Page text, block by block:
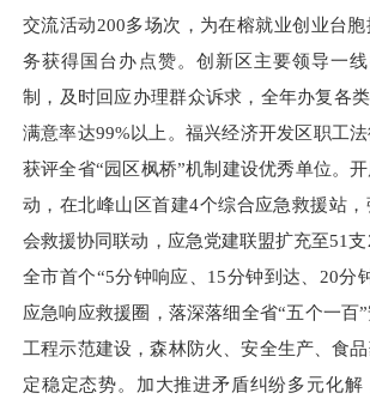
交流活动200多场次，为在榕就业创业台
务获得国台办点赞。创新区主要领导一
制，及时回应办理群众诉求，全年办复各
满意率达99%以上。福兴经济开发区职工
获评全省“园区枫桥”机制建设优秀单位。
动，在北峰山区首建4个综合应急救援站
会救援协同联动，应急党建联盟扩充至51
全市首个“5分钟响应、15分钟到达、20分
应急响应救援圈，落深落细全省“五个一百
工程示范建设，森林防火、安全生产、食
定稳定态势。加大推进矛盾纠纷多元化解